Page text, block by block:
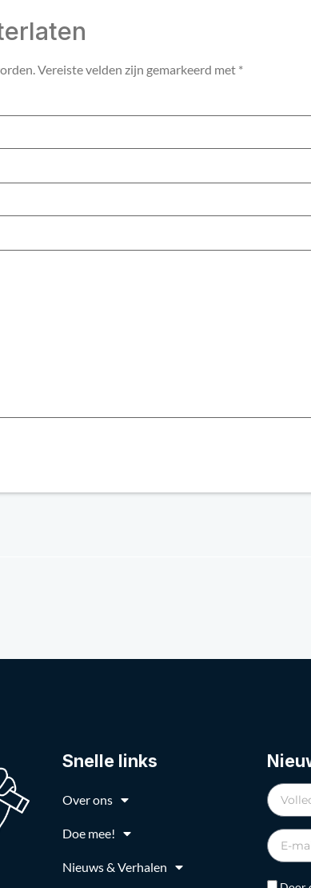
Vereiste velden zijn gemarkeerd met *
Snelle links
Over ons
Doe mee!
Nieuws & Verhalen